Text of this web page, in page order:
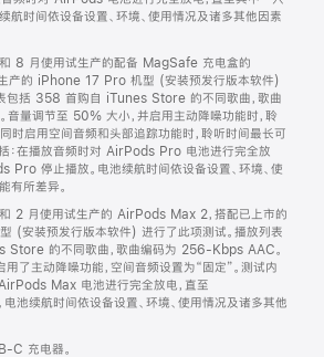
航时间依设备设置、环境、使用情况及诸多其他因素
8 月使用试生产的配备 MagSafe 充电盒的
产的 iPhone 17 Pro 机型 (安装预发行版本软件)
包括 358 首购自 iTunes Store 的不同歌曲，歌曲
量调节至 50% 大小，并启用主动降噪功能时，聆
时启用空间音频和头部追踪功能时，聆听时间最长可
：在播放音频时对 AirPods Pro 电池进行完全放
Pro 停止播放。电池续航时间依设备设置、环境、使
有所差异。
2 月使用试生产的 AirPods Max 2，搭配已上市的
(安装预发行版本软件) 进行了此项测试。播放列表
的不同歌曲，歌曲编码为 256-Kbps AAC。
了主动降噪功能，空间音频设置为“固定”。测试内
Max 电池进行完全放电，直至
池续航时间依设备设置、环境、使用情况及诸多其他
C 充电器。